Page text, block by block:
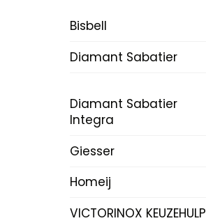
Bisbell
Diamant Sabatier
Diamant Sabatier
Integra
Giesser
Homeij
VICTORINOX KEUZEHULP